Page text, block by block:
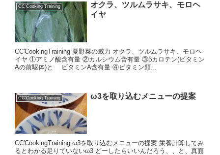
CC'Cooking Training
オクラ、ツルムラサキ、モロヘ
イヤ
CC'CookingTraining 夏野菜の威力 オクラ、ツルムラサキ、モロヘ
イヤ ①アミノ酸含有量 ②カルシウム含有量 ③βカロテン(ビタミン
Aの前駆体)と ビタミンA含有量 ④ビタミン類...
CC'Cooking Training ω3を取り込むメニューの提案
CC'CookingTraining ω3を取り込むメニューの提案 栄養計算してみ
るとわかる足りていないω3 どーしたらいいんだろう、、と、真面